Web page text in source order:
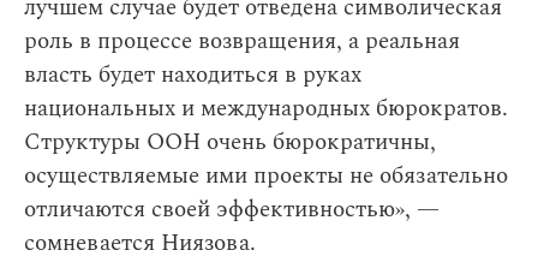
лучшем случае будет отведена символическая
роль в процессе возвращения, а реальная
власть будет находиться в руках
национальных и международных бюрократов.
Структуры ООН очень бюрократичны,
осуществляемые ими проекты не обязательно
отличаются своей эффективностью», —
сомневается Ниязова.